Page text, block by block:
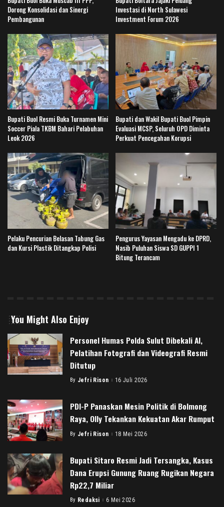
Dorong Konsolidasi dan Sinergi
Pembangunan
Investasi di North Sulawesi
Investment Forum 2026
Bupati Buol Resmi Buka Turnamen Mini
Soccer Piala TKBM Bahari Pelabuhan
Leok 2026
Bupati dan Wakil Bupati Buol Pimpin
Evaluasi MCSP, Seluruh OPD Diminta
Perkuat Pencegahan Korupsi
Pelaku Pencurian Belasan Tabung Gas
dan Kursi Plastik Ditangkap Polisi
Pengurus Yayasan Mengadu ke DPRD,
Nasib Puluhan Siswa SD GUPPI 1
Bitung Terancam
You Might Also Enjoy
Personel Humas Polda Sulut Dibekali AI,
Pelatihan Fotografi dan Videografi Resmi
Ditutup
Posted
By Jefri Rison 16 Juli 2026
PDI-P Panaskan Mesin Politik di Bolmong
Raya, Olly Tekankan Kekuatan Akar Rumput
Posted
By Jefri Rison 18 Mei 2026
Bupati Sitaro Resmi Jadi Tersangka, Kasus
Dana Erupsi Gunung Ruang Rugikan Negara
Rp22,7 Miliar
Posted
By Redaksi 6 Mei 2026